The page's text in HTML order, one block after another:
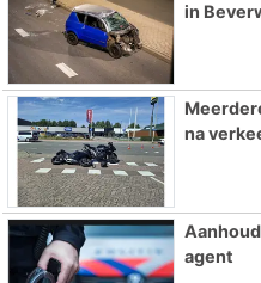
in
na
agent